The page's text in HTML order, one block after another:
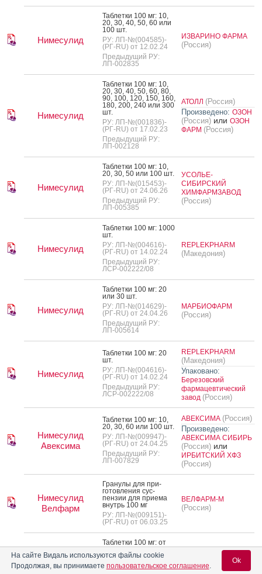
Нимесулид
Таб­летки 100 мг: 10,
20, 30, 40, 50, 60 или
100 шт.
РУ: ЛП-№(004585)-
(РГ-RU) от 12.02.24
Предыдущий РУ:
ЛП-002835
ИЗВАРИНО ФАРМА
(Россия)
Нимесулид
Таб­летки 100 мг: 10,
20, 30, 40, 50, 60, 80,
90, 100, 120, 150, 160,
180, 200, 240 или 300
шт.
РУ: ЛП-№(001836)-
(РГ-RU) от 17.02.23
Предыдущий РУ:
ЛП-002128
АТОЛЛ (Россия)
Произведено: ОЗОН
(Россия) или ОЗОН
ФАРМ (Россия)
Нимесулид
Таб­летки 100 мг: 10,
20, 30, 50 или 100 шт.
РУ: ЛП-№(015453)-
(РГ-RU) от 24.06.26
Предыдущий РУ:
ЛП-005385
УСОЛЬЕ-
СИБИРСКИЙ
ХИМФАРМЗАВОД
(Россия)
Нимесулид
Таб­летки 100 мг: 1000
шт.
РУ: ЛП-№(004616)-
(РГ-RU) от 14.02.24
Предыдущий РУ:
ЛСР-002222/08
REPLEKPHARM
(Македония)
Нимесулид
Таб­летки 100 мг: 20
или 30 шт.
РУ: ЛП-№(014629)-
(РГ-RU) от 24.04.26
Предыдущий РУ:
ЛП-005614
МАРБИОФАРМ
(Россия)
Нимесулид
Таб­летки 100 мг: 20
шт.
РУ: ЛП-№(004616)-
(РГ-RU) от 14.02.24
Предыдущий РУ:
ЛСР-002222/08
REPLEKPHARM
(Македония)
Упаковано:
Березовский
фармацевтический
завод (Россия)
Нимесулид
Авексима
Таб­летки 100 мг: 10,
20, 30, 60 или 100 шт.
РУ: ЛП-№(009947)-
(РГ-RU) от 24.04.25
Предыдущий РУ:
ЛП-007829
АВЕКСИМА (Россия)
Произведено:
АВЕКСИМА СИБИРЬ
(Россия) или
ИРБИТСКИЙ ХФЗ
(Россия)
Нимесулид
Велфарм
Гра­нулы для при­
готов­ле­ния сус­
пензии для при­ема
внутрь 100 мг
РУ: ЛП-№(009151)-
(РГ-RU) от 06.03.25
ВЕЛФАРМ-М
(Россия)
Нимесулид
Таб­летки 100 мг: от
10 до 300 шт.
РУ: ЛП-№(003505)-
(РГ-RU) от 26.10.23
(Россия)
Произведено:
На сайте Видаль используются файлы cookie
Продолжая, вы принимаете пользовательское соглашение.
Ok